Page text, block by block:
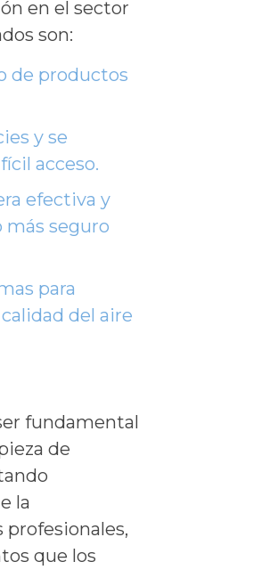
en el sector
son:
de productos
y se
acceso.
efectiva y
más seguro
para
del aire
fundamental
de
la
que los